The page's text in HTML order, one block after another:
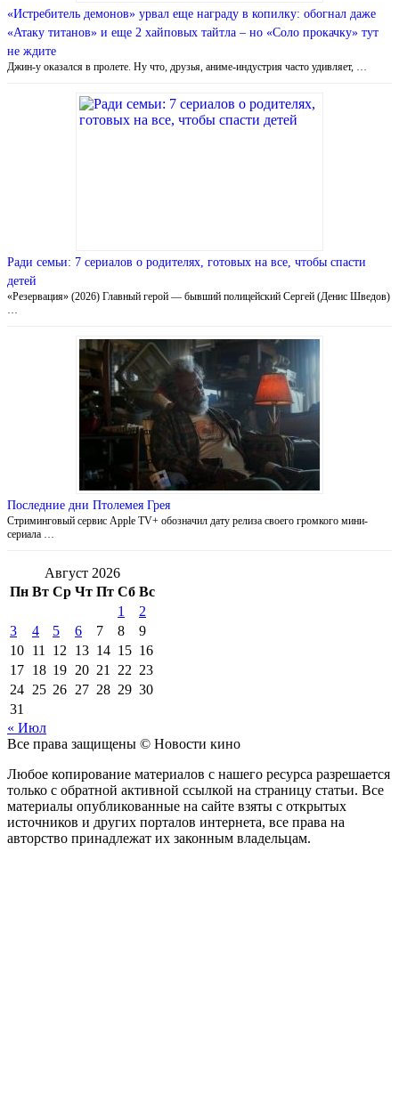
«Истребитель демонов» урвал еще награду в копилку: обогнал даже
«Атаку титанов» и еще 2 хайповых тайтла – но «Соло прокачку» тут
не ждите
Джин-у оказался в пролете. Ну что, друзья, аниме-индустрия часто удивляет, …
Ради семьи: 7 сериалов о родителях, готовых на все, чтобы спасти
детей
«Резервация» (2026) Главный герой — бывший полицейский Сергей (Денис Шведов)
Последние дни Птолемея Грея
Стриминговый сервис Apple TV+ обозначил дату релиза своего громкого мини-
сериала …
Август 2026
Пн Вт Ср Чт Пт Сб Вс
1
2
3
4 5 6 7 8
9
10 11 12 13 14 15 16
17 18 19 20 21 22 23
24 25 26 27 28 29 30
31
« Июл
Все права защищены © Новости кино
Любое копирование материалов с нашего ресурса разрешается
только с обратной активной ссылкой на страницу статьи. Все
материалы опубликованные на сайте взяты с открытых
источников и других порталов интернета, все права на
авторство принадлежат их законным владельцам.